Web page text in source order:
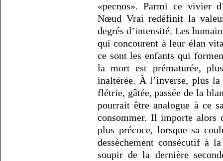
«pecnos». Parmi ce vivier
Nœud Vrai redéfinit la
degrés d’intensité. Les
qui concourent à leur élan
ce sont les enfants qui
la mort est prématurée,
inaltérée. À l’inverse, plus
flétrie, gâtée, passée de la
pourrait être analogue à ce
consommer. Il importe alors
plus précoce, lorsque sa
dessèchement consécutif à
soupir de la dernière